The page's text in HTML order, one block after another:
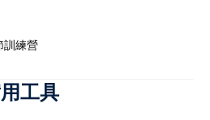
訓練營
工具